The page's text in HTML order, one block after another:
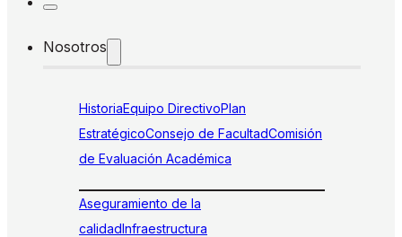
Nosotros
HistoriaEquipo DirectivoPlan
EstratégicoConsejo de FacultadComisión
de Evaluación Académica
Aseguramiento de la
calidadInfraestructura